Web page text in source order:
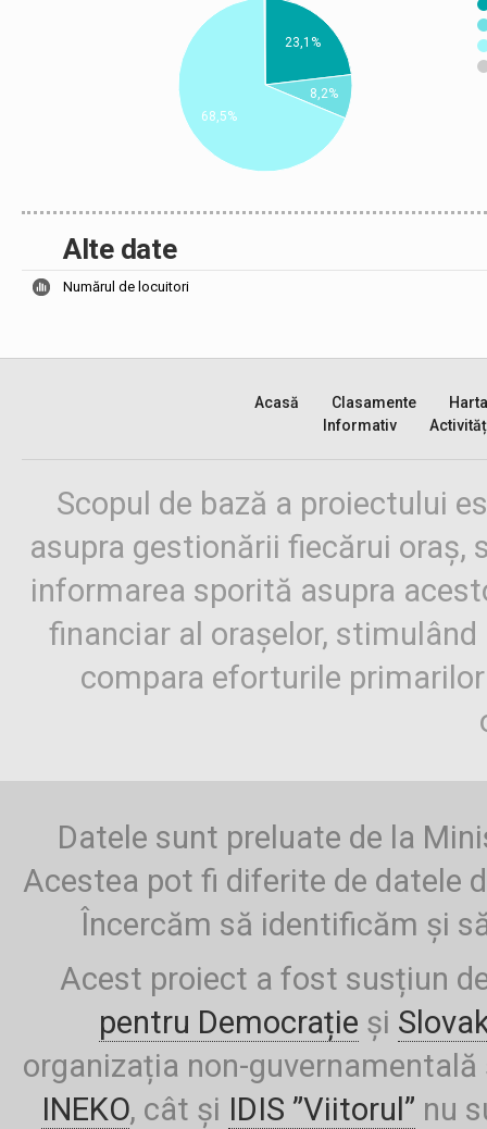
23,1%
8,2%
68,5%
Alte date
Numărul de locuitori
Acasă Clasamente
Harta
Informativ
Scopul de bază a proiectului
asupra gestionării fiecărui oraș,
informarea sporită asupra
financiar al orașelor,
compara eforturile
Datele sunt preluate de la
Acestea pot fi diferite de datele
Încercăm să identificăm și
Acest proiect a fost susțiun
pentru Democrație și
organizația non-
INEKO, cât și IDIS ”Viitorul” nu